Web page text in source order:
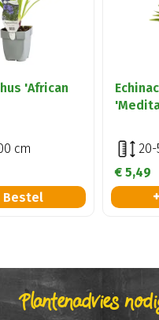
'African
cm
Bestel
€ 5,49
Plantenadvies